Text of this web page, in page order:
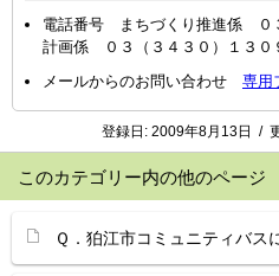
電話番号 まちづくり推進係
計画係 ０３（３４３０）１３０
メールからのお問い合わせ 専用
登録日: 2009年8月13日 /
このカテゴリー内の他のページ
Ｑ．狛江市コミュニティバス